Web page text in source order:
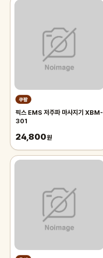
쿠팡
픽스 EMS 저주파 마사지기 XBM-
301
24,800원